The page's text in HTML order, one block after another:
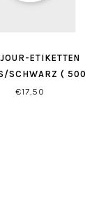
ETIKETTEN
SCHWARZ ( 500 S
TÜCK)
€17,50